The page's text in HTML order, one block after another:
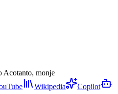
Acotanto, monje
Wikipedia
Copilot